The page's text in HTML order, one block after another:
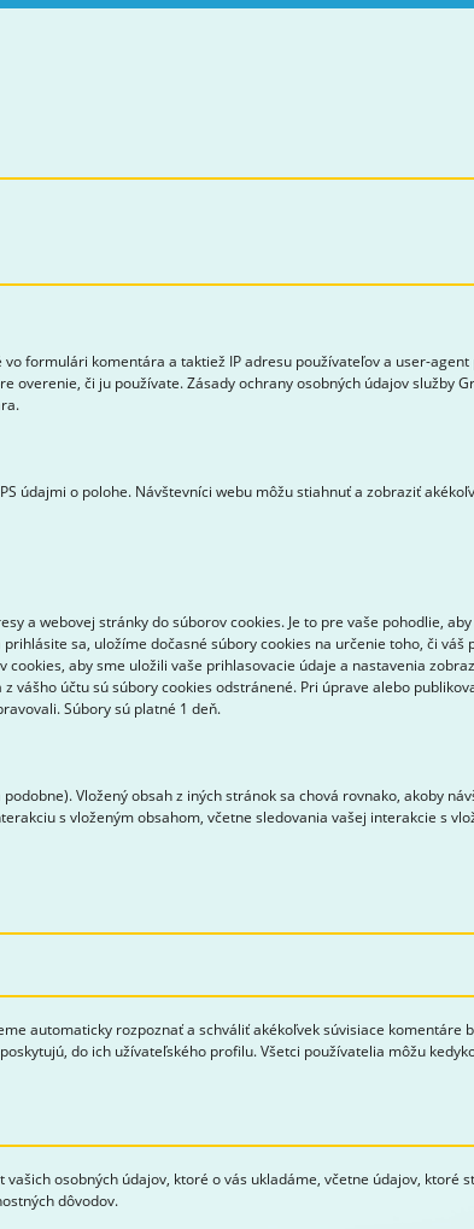
formulári komentára a taktiež IP adresu používateľov a user-
či ju používate. Zásady ochrany osobných údajov služby
údajmi o polohe. Návštevníci webu môžu stiahnuť a zobraziť
a webovej stránky do súborov cookies. Je to pre vaše pohodlie,
sa, uložíme dočasné súbory cookies na určenie toho, či
aby sme uložili vaše prihlasovacie údaje a nastavenia
účtu sú súbory cookies odstránené. Pri úprave alebo
Súbory sú platné 1 deň.
Vložený obsah z iných stránok sa chová rovnako, akoby
s vloženým obsahom, včetne sledovania vašej interakcie s
automaticky rozpoznať a schváliť akékoľvek súvisiace
do ich užívateľského profilu. Všetci používatelia môžu
osobných údajov, ktoré o vás ukladáme, včetne údajov, ktoré
dôvodov.